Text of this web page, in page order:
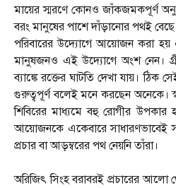
মায়ের স্মরণে কোনও জাঁকজমকপূর্ণ
বরং মানুষের পাশে দাঁড়ানোর পথই বেছে
পরিবারের উদ্যোগে আয়োজন করা হয়
মানুষজনও এই উদ্যোগে অংশ নেন।
ব্যাঙ্কে রক্তের ঘাটতি দেখা যায়।
গুরুত্বপূর্ণ বলেই মনে করছেন অনেকে।
শিবিরের মাধ্যমে বহু রোগীর উপকার
আয়োজনকে একেবারে সাধারণভাবেই
প্রচার বা আড়ম্বরের পথ নেয়নি তাঁরা।
অরিজিৎ সিংহ বরাবরই প্রচারের আলো